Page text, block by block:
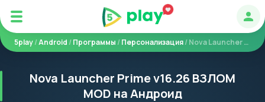
5play/Android /Программы /Персонализация/ Nova Launcher Prime
Nova Launcher Prime v16.26 ВЗЛОМ
MOD на Андроид